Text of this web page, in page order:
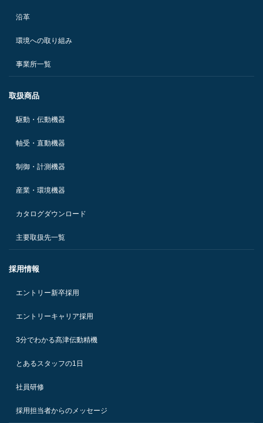
沿革
環境への取り組み
事業所一覧
取扱商品
駆動・伝動機器
軸受・直動機器
制御・計測機器
産業・環境機器
カタログダウンロード
主要取扱先一覧
採用情報
エントリー新卒採用
エントリーキャリア採用
3分でわかる髙津伝動精機
とあるスタッフの1日
社員研修
採用担当者からのメッセージ